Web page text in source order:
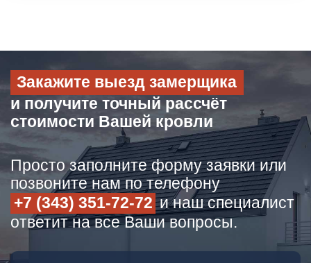
Закажите выезд замерщика
и получите точный рассчёт
стоимости Вашей кровли
Просто заполните форму заявки или
позвоните нам по телефону
+7 (343) 351-72-72 и наш специалист
ответит на все Ваши вопросы.